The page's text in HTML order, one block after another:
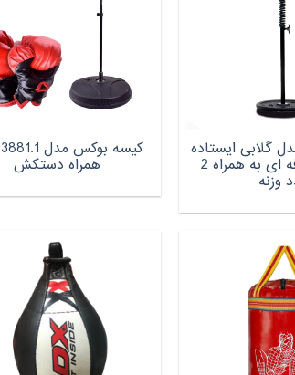
گلابی ایستاده
فنر وسط حرفه ای به همراه 2
وزنه
همراه دستکش